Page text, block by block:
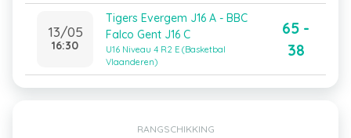
13/05
16:30
Tigers Evergem J16 A - BBC
Falco Gent J16 C
U16 Niveau 4 R2 E (Basketbal
Vlaanderen)
65 -
38
RANGSCHIKKING